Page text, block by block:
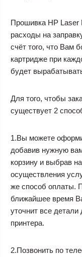
Прошивка HP Laser
расходы на
счёт того, что Вам
картридже при
будет
Для того, чтобы
существует 2
1.Вы можете
добавив нужную
корзину и выбрав
осуществления
же способ оплаты.
ближайшее время
уточнит все
принтера.
2.Позвонить по